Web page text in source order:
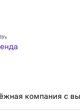
компания с